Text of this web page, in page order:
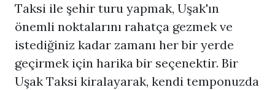
Taksi ile şehir turu yapmak, Uşak'ın
önemli noktalarını rahatça gezmek ve
istediğiniz kadar zamanı her bir yerde
geçirmek için harika bir seçenektir. Bir
Uşak Taksi kiralayarak, kendi temponuzda